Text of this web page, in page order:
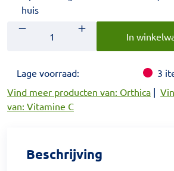
huis
Aantal
Voer het gewenste aantal in.
In
Lage voorraad: 3
Vind meer producten van: Orthica |
van: Vitamine C
Beschrijving